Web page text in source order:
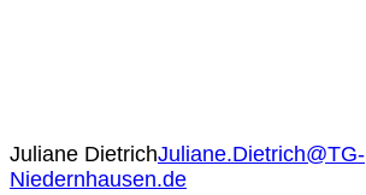
Juliane DietrichJuliane.Dietrich@TG-
Niedernhausen.de